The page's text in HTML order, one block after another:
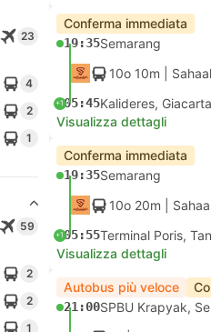
23
4
2
1
59
2
2
1
Conferma immediata
19:35Semarang
10o 10m |
+105:45Kalideres, Giacarta
Visualizza dettagli
Conferma immediata
19:35Semarang
10o 20m |
+105:55Terminal Poris,
Visualizza dettagli
Autobus più veloce
21:00SPBU Krapyak,